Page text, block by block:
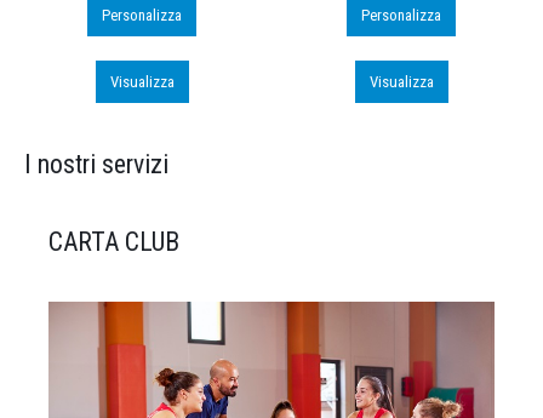
Personalizza
Visualizza
Personalizza
Visualizza
I nostri servizi
CARTA CLUB